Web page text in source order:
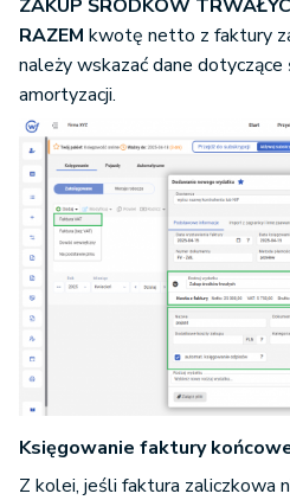
ZAKUP ŚRODKÓW
RAZEM kwotę netto z faktury
należy wskazać dane
amortyzacji.
Księgowanie faktury
Z kolei, jeśli faktura zaliczkowa